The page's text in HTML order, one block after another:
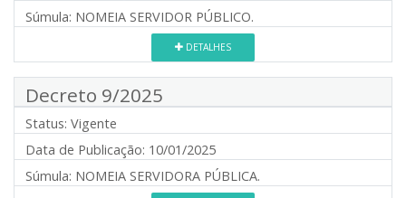
Súmula: NOMEIA SERVIDOR PÚBLICO.
DETALHES
Decreto 9/2025
Status: Vigente
Data de Publicação: 10/01/2025
Súmula: NOMEIA SERVIDORA PÚBLICA.